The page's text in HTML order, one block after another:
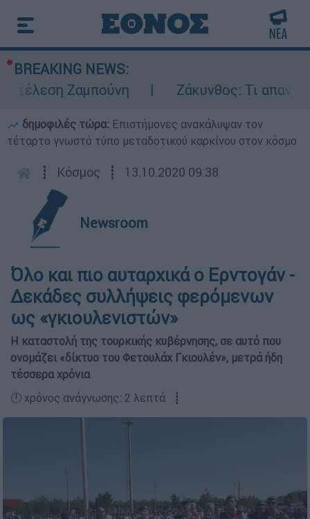
BREAKING NEWS:
Ζαμπούνη
Ζάκυνθος: Τι απαντά
δημοφιλές τώρα: Επιστήμονες ανακάλυψαν τον
τέταρτο γνωστό τύπο μεταδοτικού καρκίνου στον κόσμο
┋ Κόσμος ┋ 13.10.2020 09:38
Newsroom
Όλο και πιο αυταρχικά ο Ερντογάν -
Δεκάδες συλλήψεις φερόμενων
ως «γκιουλενιστών»
Η καταστολή της τουρκικής κυβέρνησης, σε αυτό που
ονομάζει «δίκτυο του Φετουλάχ Γκιουλέν», μετρά ήδη
τέσσερα χρόνια
🕛 χρόνος ανάγνωσης: 2 λεπτά ┋